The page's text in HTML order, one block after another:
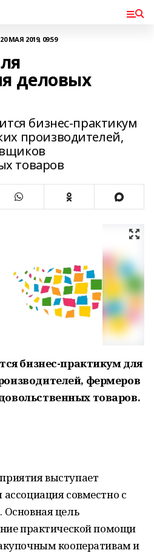
20 МАЯ 2019, 09:59
деловых
бизнес-практикум
производителей,
товаров
бизнес-практикум для
фермеров
товаров.
выступает
совместно с
цель
практической помощи
кооперативам и